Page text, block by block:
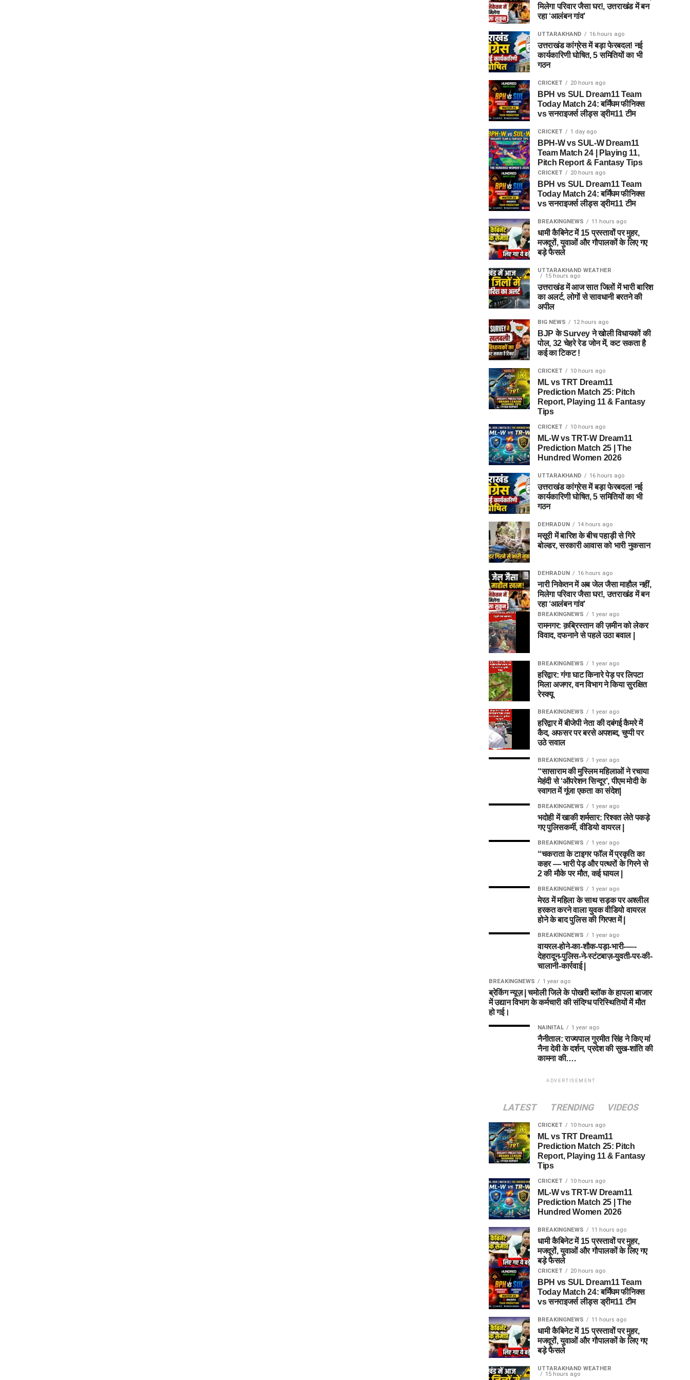
मिलेगा परिवार जैसा घर!, उत्तराखंड में बन
रहा ‘आलंबन गांव’
UTTARAKHAND 16 hours ago
उत्तराखंड कांग्रेस में बड़ा फेरबदल! नई
कार्यकारिणी घोषित, 5 समितियों का भी
गठन
CRICKET 20 hours ago
BPH vs SUL Dream11 Team
Today Match 24: बर्मिंघम फीनिक्स
vs सनराइजर्स लीड्स ड्रीम11 टीम
CRICKET 1 day ago
BPH-W vs SUL-W Dream11
Team Match 24 | Playing 11,
Pitch Report & Fantasy Tips
CRICKET 20 hours ago
BPH vs SUL Dream11 Team
Today Match 24: बर्मिंघम फीनिक्स
vs सनराइजर्स लीड्स ड्रीम11 टीम
BREAKINGNEWS 11 hours ago
धामी कैबिनेट में 15 प्रस्तावों पर मुहर,
मजदूरों, युवाओं और गौपालकों के लिए गए
बड़े फैसले
UTTARAKHAND WEATHER
15 hours ago
उत्तराखंड में आज सात जिलों में भारी बारिश
का अलर्ट, लोगों से सावधानी बरतने की
अपील
BIG NEWS 12 hours ago
BJP के Survey ने खोली विधायकों की
पोल, 32 चेहरे रेड जोन में, कट सकता है
कई का टिकट !
CRICKET 10 hours ago
ML vs TRT Dream11
Prediction Match 25: Pitch
Report, Playing 11 & Fantasy
Tips
CRICKET 10 hours ago
ML-W vs TRT-W Dream11
Prediction Match 25 | The
Hundred Women 2026
UTTARAKHAND 16 hours ago
उत्तराखंड कांग्रेस में बड़ा फेरबदल! नई
कार्यकारिणी घोषित, 5 समितियों का भी
गठन
DEHRADUN 14 hours ago
मसूरी में बारिश के बीच पहाड़ी से गिरे
बोल्डर, सरकारी आवास को भारी नुकसान
DEHRADUN 16 hours ago
नारी निकेतन में अब जेल जैसा माहौल नहीं,
मिलेगा परिवार जैसा घर!, उत्तराखंड में बन
रहा ‘आलंबन गांव’
BREAKINGNEWS 1 year ago
रामनगर: क़ब्रिस्तान की ज़मीन को लेकर
विवाद, दफनाने से पहले उठा बवाल |
BREAKINGNEWS 1 year ago
हरिद्वार: गंगा घाट किनारे पेड़ पर लिपटा
मिला अजगर, वन विभाग ने किया सुरक्षित
रेस्क्यू
BREAKINGNEWS 1 year ago
हरिद्वार में बीजेपी नेता की दबंगई कैमरे में
कैद, अफसर पर बरसे अपशब्द, चुप्पी पर
उठे सवाल
BREAKINGNEWS 1 year ago
“सासाराम की मुस्लिम महिलाओं ने रचाया
मेहंदी से ‘ऑपरेशन सिन्दूर’, पीएम मोदी के
स्वागत में गूंजा एकता का संदेश|
BREAKINGNEWS 1 year ago
भदोही में खाकी शर्मसार: रिश्वत लेते पकड़े
गए पुलिसकर्मी, वीडियो वायरल |
BREAKINGNEWS 1 year ago
“चकराता के टाइगर फॉल में प्रकृति का
कहर — भारी पेड़ और पत्थरों के गिरने से
2 की मौके पर मौत, कई घायल |
BREAKINGNEWS 1 year ago
मेरठ में महिला के साथ सड़क पर अश्लील
हरकत करने वाला युवक वीडियो वायरल
होने के बाद पुलिस की गिरफ्त में |
BREAKINGNEWS 1 year ago
वायरल-होने-का-शौक-पड़ा-भारी-—-
देहरादून-पुलिस-ने-स्टंटबाज़-युवती-पर-की-
चालानी-कार्रवाई |
BREAKINGNEWS 1 year ago
ब्रेकिंग न्यूज़ | चमोली जिले के पोखरी ब्लॉक के हापला बाजार
में उद्यान विभाग के कर्मचारी की संदिग्ध परिस्थितियों में मौत
हो गई।
NAINITAL 1 year ago
नैनीताल: राज्यपाल गुरमीत सिंह ने किए मां
नैना देवी के दर्शन, प्रदेश की सुख-शांति की
कामना की….
ADVERTISEMENT
LATEST TRENDING VIDEOS
CRICKET 10 hours ago
ML vs TRT Dream11
Prediction Match 25: Pitch
Report, Playing 11 & Fantasy
Tips
CRICKET 10 hours ago
ML-W vs TRT-W Dream11
Prediction Match 25 | The
Hundred Women 2026
BREAKINGNEWS 11 hours ago
धामी कैबिनेट में 15 प्रस्तावों पर मुहर,
मजदूरों, युवाओं और गौपालकों के लिए गए
बड़े फैसले
CRICKET 20 hours ago
BPH vs SUL Dream11 Team
Today Match 24: बर्मिंघम फीनिक्स
vs सनराइजर्स लीड्स ड्रीम11 टीम
BREAKINGNEWS 11 hours ago
धामी कैबिनेट में 15 प्रस्तावों पर मुहर,
मजदूरों, युवाओं और गौपालकों के लिए गए
बड़े फैसले
UTTARAKHAND WEATHER
15 hours ago